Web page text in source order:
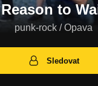
Reason to
punk-rock / Opava
Sledovat